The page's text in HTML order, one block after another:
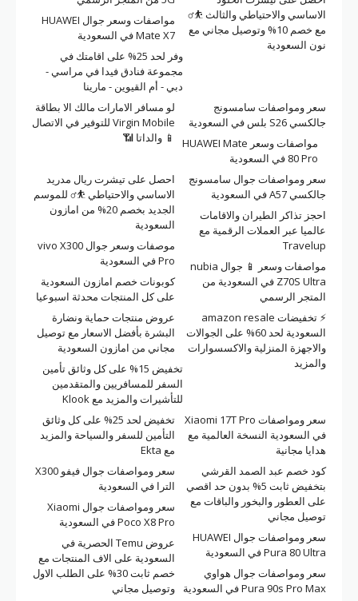
الاساسي والاحتياطي والثالث ⛹️‍♂️
مع خصم 10% وتوصيل مجاني مع
نون السعودية
مواصفات وسعر جوال HUAWEI
Mate X7 في السعودية
وفر لحد 25% على اقامتك في
مجموعة فنادق فيدا في مراسي -
دبي - أم القيوين - مارينا
لو مسافر الامارات مالك الا بطاقة
Virgin Mobile للتوفير في الاتصال
📱 والداتا 📶
سعر ومواصفات سامسونج
جالكسي S26 بلس في السعودية
مواصفات وسعر HUAWEI Mate
80 Pro في السعودية
سعر ومواصفات جوال سامسونج
جالكسي A57 في السعودية
احصل على تيشرت ريال مدريد
الاساسي والاحتياطي ⛹️‍♂️ للموسم
الجديد بخصم 20% من امازون
السعودية
احجز تذاكر الطيران والاقامات
عالميا عبر العملات الرقمية مع
Travelup
موصفات وسعر جوال vivo X300
Pro في السعودية
مواصفات وسعر 📱 جوال nubia
Z70S Ultra في السعودية من
المتجر الرسمي
كوبونات خصم امازون السعودية
على كل المنتجات محدثة اسبوعيا
⚡ تخفيضات amazon resale
السعودية لحد 60% على الجوالات
والاجهزة المنزلية والاكسسوارات
والمزيد
عروض منتجات حماية ونضارة
البشرة بأفضل الاسعار مع توصيل
مجاني من امازون السعودية
تخفيض 15% على كل وثائق تأمين
السفر للمسافريين والمتقدمين
للتأشيرات والمزيد مع Klook
تخفيض لحد 25% على كل وثائق
التأمين للسفر والسياحة والمزيد
مع Ekta
سعر ومواصفات Xiaomi 17T Pro
في السعودية النسخة العالمية مع
هدايا مجانية
سعر ومواصفات جوال فيفو X300
الترا في السعودية
كود خصم عبد الصمد القرشي
بتخفيض ثابت 5% بدون حد اقصي
على العطور والبخور والباقات مع
توصيل مجاني
سعر ومواصفات جوال Xiaomi
Poco X8 Pro في السعودية
سعر ومواصفات جوال HUAWEI
Pura 80 Ultra في السعودية
عروض Temu الحصرية في
السعودية على الاف المنتجات مع
خصم ثابت 30% على الطلب الاول
وتوصيل مجاني
سعر ومواصفات جوال هواوي
Pura 90s Pro Max في السعودية